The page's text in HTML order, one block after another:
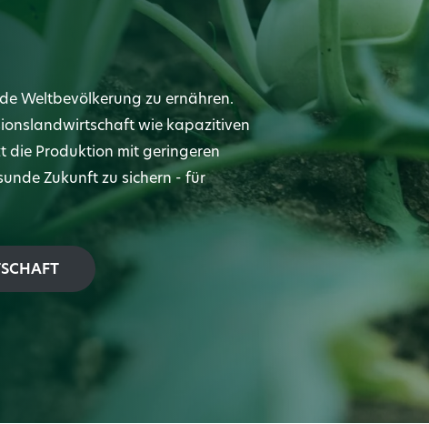
Weltbevölkerung zu ernähren.
wie kapazitiven
die Produktion mit geringeren
Zukunft zu sichern - für